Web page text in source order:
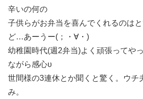
辛いの何の
子供らがお弁当を喜んでくれるのは
ど…あーうー(；・∀・)
幼稚園時代(週2弁当)よく頑張って
ながら感心υ
世間様の3連休とか聞くと驚く。ウチ
み。